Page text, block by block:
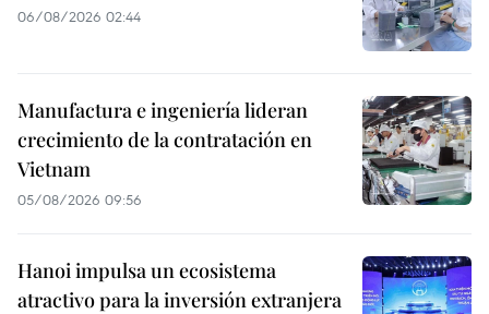
06/08/2026 02:44
Manufactura e ingeniería lideran
crecimiento de la contratación en
Vietnam
05/08/2026 09:56
Hanoi impulsa un ecosistema
atractivo para la inversión extranjera